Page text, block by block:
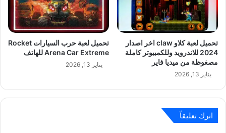
تحميل لعبة كلاو claw اخر اصدار
2024 للاندرويد وللكمبيوتر كاملة
مصغوظة من ميديا فاير
يناير 13, 2026
تحميل لعبة حرب السيارات Rocket
Arena Car Extreme للهاتف
يناير 13, 2026
اترك تعليقاً